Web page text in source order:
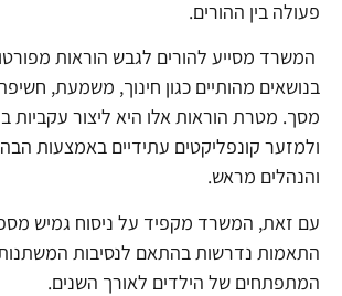
פעולה בין ההורים.
המשרד מסייע להורים לגבש הוראות
בנושאים מהותיים כגון חינוך, משמעת,
מסך. מטרת הוראות אלו היא ליצור עקביות
ולמזער קונפליקטים עתידיים באמצעות
והנהלים מראש.
עם זאת, המשרד מקפיד על ניסוח גמיש
התאמות נדרשות בהתאם לנסיבות המשתנות
המתפתחים של הילדים לאורך השנים.